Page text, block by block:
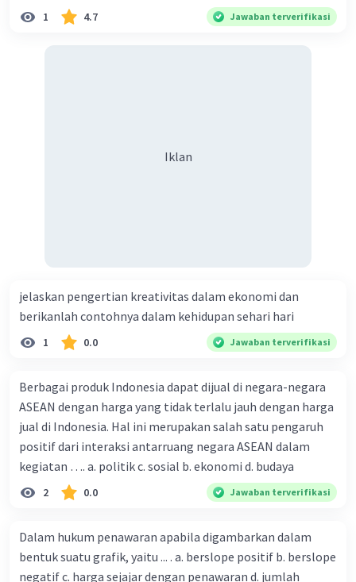
1 4.7 Jawaban terverifikasi
Iklan
jelaskan pengertian kreativitas dalam ekonomi dan
berikanlah contohnya dalam kehidupan sehari hari
1 0.0 Jawaban terverifikasi
Berbagai produk Indonesia dapat dijual di negara-negara
ASEAN dengan harga yang tidak terlalu jauh dengan harga
jual di Indonesia. Hal ini merupakan salah satu pengaruh
positif dari interaksi antarruang negara ASEAN dalam
kegiatan …. a. politik c. sosial b. ekonomi d. budaya
2 0.0 Jawaban terverifikasi
Dalam hukum penawaran apabila digambarkan dalam
bentuk suatu grafik, yaitu ... . a. berslope positif b. berslope
negatif c. harga sejajar dengan penawaran d. jumlah